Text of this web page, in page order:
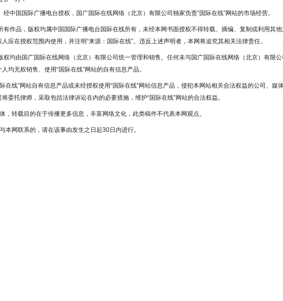
经中国国际广播电台授权，国广国际在线网络（北京）有限公司独家负责“国际在线”网站的市场经营。
有作品，版权均属中国国际广播电台国际在线所有，未经本网书面授权不得转载、摘编、复制或利用其
应在授权范围内使用，并注明“来源：国际在线”。违反上述声明者，本网将追究其相关法律责任。
权均由国广国际在线网络（北京）有限公司统一管理和销售。任何未与国广国际在线网络（北京）有限
均无权销售、使用“国际在线”网站的自有信息产品。
在线”网站自有信息产品或未经授权使用“国际在线“网站信息产品，侵犯本网站相关合法权益的公司、媒
委托律师，采取包括法律诉讼在内的必要措施，维护“国际在线”网站的合法权益。
，转载目的在于传播更多信息，丰富网络文化，此类稿件不代表本网观点。
本网联系的，请在该事由发生之日起30日内进行。